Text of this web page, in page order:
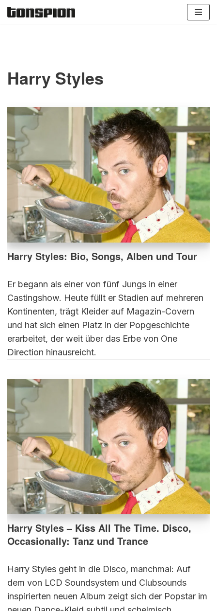
Harry Styles
Harry Styles: Bio, Songs, Alben und Tour
Er begann als einer von fünf Jungs in einer
Castingshow. Heute füllt er Stadien auf mehreren
Kontinenten, trägt Kleider auf Magazin-Covern
und hat sich einen Platz in der Popgeschichte
erarbeitet, der weit über das Erbe von One
Direction hinausreicht.
Harry Styles – Kiss All The Time. Disco,
Occasionally: Tanz und Trance
Harry Styles geht in die Disco, manchmal: Auf
dem von LCD Soundsystem und Clubsounds
inspirierten neuen Album zeigt sich der Popstar im